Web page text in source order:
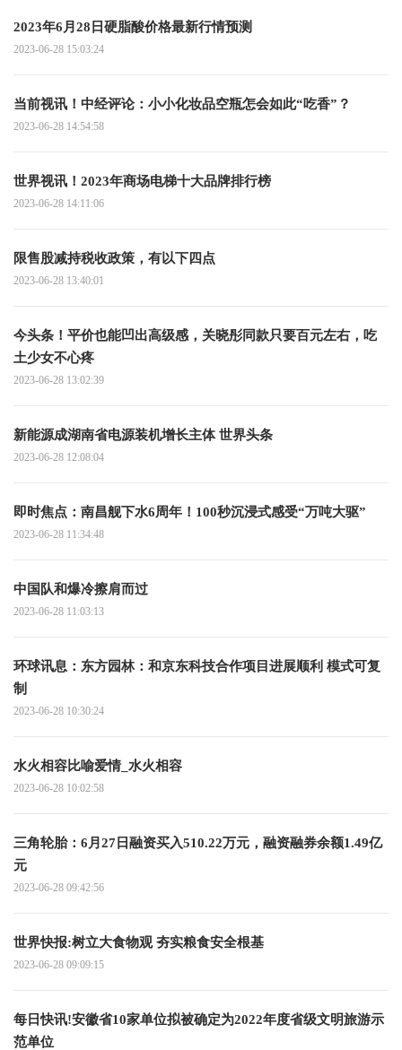
2023年6月28日硬脂酸价格最新行情预测
2023-06-28 15:03:24
当前视讯！中经评论：小小化妆品空瓶怎会如此“吃香”？
2023-06-28 14:54:58
世界视讯！2023年商场电梯十大品牌排行榜
2023-06-28 14:11:06
限售股减持税收政策，有以下四点
2023-06-28 13:40:01
今头条！平价也能凹出高级感，关晓彤同款只要百元左右，吃
土少女不心疼
2023-06-28 13:02:39
新能源成湖南省电源装机增长主体 世界头条
2023-06-28 12:08:04
即时焦点：南昌舰下水6周年！100秒沉浸式感受“万吨大驱”
2023-06-28 11:34:48
中国队和爆冷擦肩而过
2023-06-28 11:03:13
环球讯息：东方园林：和京东科技合作项目进展顺利 模式可复
制
2023-06-28 10:30:24
水火相容比喻爱情_水火相容
2023-06-28 10:02:58
三角轮胎：6月27日融资买入510.22万元，融资融券余额1.49亿
元
2023-06-28 09:42:56
世界快报:树立大食物观 夯实粮食安全根基
2023-06-28 09:09:15
每日快讯!安徽省10家单位拟被确定为2022年度省级文明旅游示
范单位